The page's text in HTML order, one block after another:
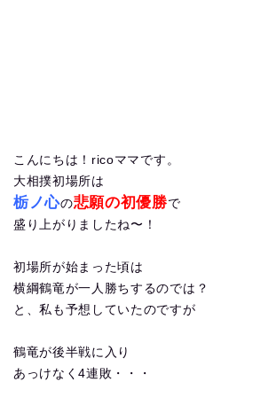
こんにちは！ricoママです。
大相撲初場所は
栃ノ心の悲願の初優勝で
盛り上がりましたね〜！
初場所が始まった頃は
横綱鶴竜が一人勝ちするのでは？
と、私も予想していたのですが
鶴竜が後半戦に入り
あっけなく4連敗・・・